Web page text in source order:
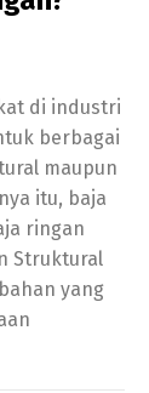
di industri
berbagai
maupun
itu, baja
ringan
Struktural
yang